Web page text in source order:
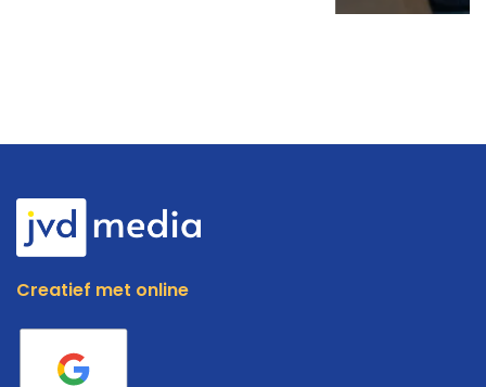
Creatief met online